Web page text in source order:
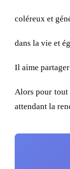
coléreux et
dans la vie et
Il aime
Alors pour tout
attendant la